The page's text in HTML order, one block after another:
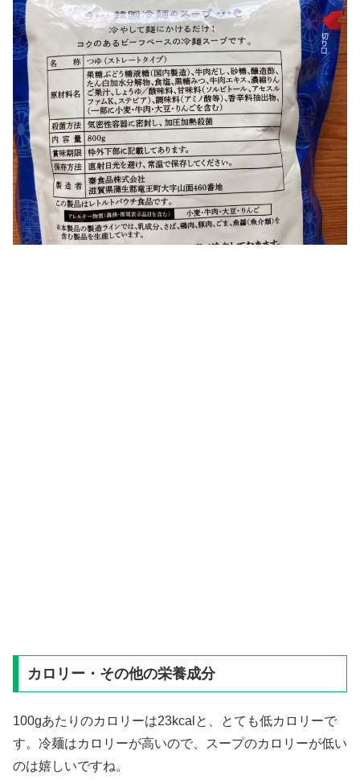
カロリー・その他の栄養成分
100gあたりのカロリーは23kcalと、とても低カロリーで
す。冷麺はカロリーが高いので、スープのカロリーが低い
のは嬉しいですね。